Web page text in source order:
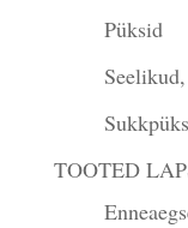
Püksid
TOOTED